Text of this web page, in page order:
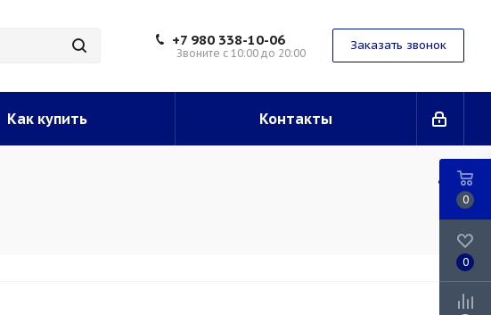
+7 980 338-10-06
Звоните с 10:00 до 20:00
Заказать звонок
Как купить Контакты
0
0